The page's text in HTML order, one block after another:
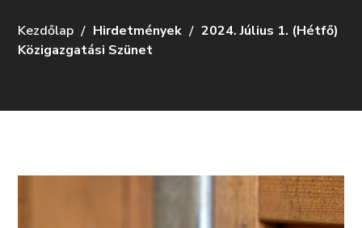
Kezdőlap Hirdetmények
2024. Július 1. (hétfő)
Közigazgatási Szünet